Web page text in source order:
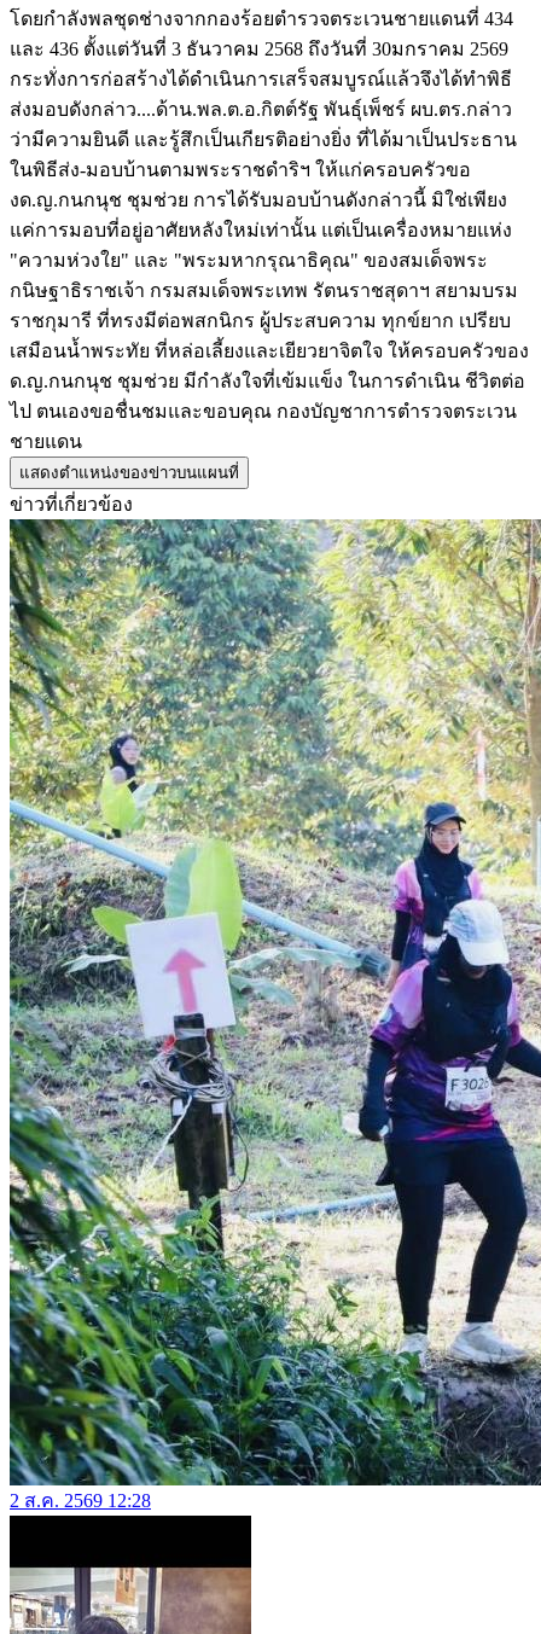
โดยกำลังพลชุดช่างจากกองร้อยตำรวจตระเวนชายแดนที่ 434
และ 436 ตั้งแต่วันที่ 3 ธันวาคม 2568 ถึงวันที่ 30มกราคม 2569
กระทั่งการก่อสร้างได้ดำเนินการเสร็จสมบูรณ์แล้วจึงได้ทำพิธี
ส่งมอบดังกล่าว....ด้าน.พล.ต.อ.กิตต์รัฐ พันธุ์เพ็ชร์ ผบ.ตร.กล่าว
ว่ามีความยินดี และรู้สึกเป็นเกียรติอย่างยิ่ง ที่ได้มาเป็นประธาน
ในพิธีส่ง-มอบบ้านตามพระราชดำริฯ ให้แก่ครอบครัวขอ
งด.ญ.กนกนุช ชุมช่วย การได้รับมอบบ้านดังกล่าวนี้ มิใช่เพียง
แค่การมอบที่อยู่อาศัยหลังใหม่เท่านั้น แต่เป็นเครื่องหมายแห่ง
"ความห่วงใย" และ "พระมหากรุณาธิคุณ" ของสมเด็จพระ
กนิษฐาธิราชเจ้า กรมสมเด็จพระเทพ รัตนราชสุดาฯ สยามบรม
ราชกุมารี ที่ทรงมีต่อพสกนิกร ผู้ประสบความ ทุกข์ยาก เปรียบ
เสมือนน้ำพระทัย ที่หล่อเลี้ยงและเยียวยาจิตใจ ให้ครอบครัวของ
ด.ญ.กนกนุช ชุมช่วย มีกำลังใจที่เข้มแข็ง ในการดำเนิน ชีวิตต่อ
ไป ตนเองขอชื่นชมและขอบคุณ กองบัญชาการตำรวจตระเวน
ชายแดน
แสดงตำแหน่งของข่าวบนแผนที่
ข่าวที่เกี่ยวข้อง
2 ส.ค. 2569 12:28